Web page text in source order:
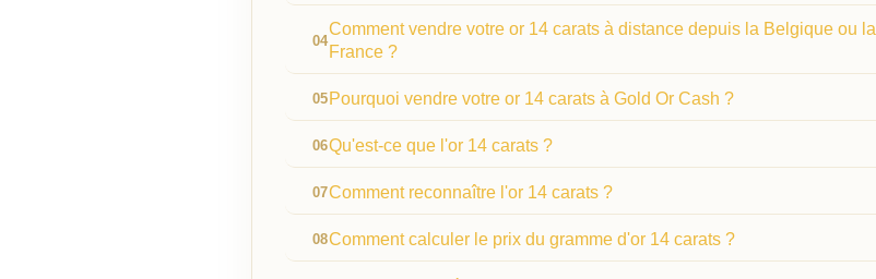
Comment vendre votre or 14 carats à distance depuis la Belgique ou la
France ?
Pourquoi vendre votre or 14 carats à Gold Or Cash ?
Qu'est-ce que l'or 14 carats ?
Comment reconnaître l'or 14 carats ?
Comment calculer le prix du gramme d'or 14 carats ?